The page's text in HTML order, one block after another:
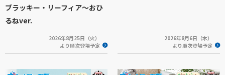
ブラッキー・リーフィア～おひ
るねver.
2026年8月25日（火）
より順次登場予定
2026年8月6日（木）
より順次登場予定